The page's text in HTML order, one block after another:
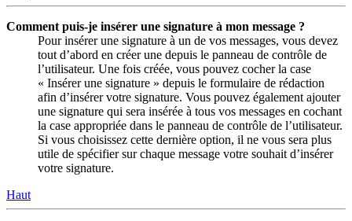
Comment puis-je insérer une signature à mon message ?
Pour insérer une signature à un de vos messages, vous devez
tout d’abord en créer une depuis le panneau de contrôle de
l’utilisateur. Une fois créée, vous pouvez cocher la case
« Insérer une signature » depuis le formulaire de rédaction
afin d’insérer votre signature. Vous pouvez également ajouter
une signature qui sera insérée à tous vos messages en cochant
la case appropriée dans le panneau de contrôle de l’utilisateur.
Si vous choisissez cette dernière option, il ne vous sera plus
utile de spécifier sur chaque message votre souhait d’insérer
votre signature.
Haut